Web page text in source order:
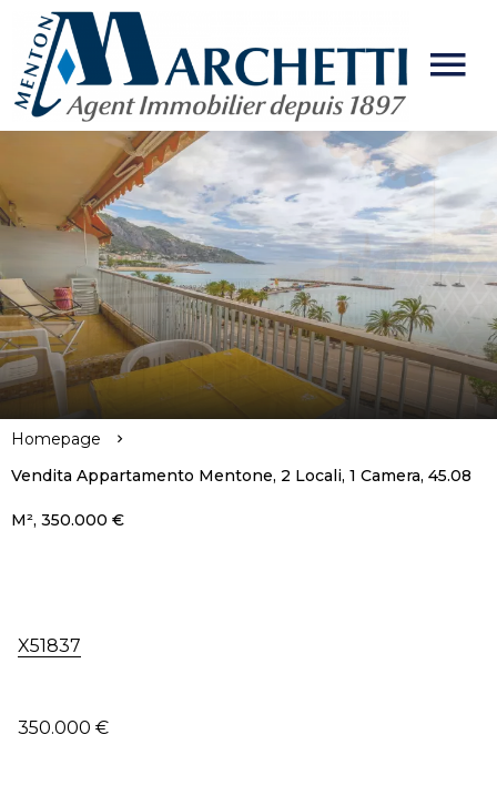
Homepage
Vendita Appartamento Mentone, 2 Locali, 1 Camera, 45.08
M², 350.000 €
X51837
350.000 €